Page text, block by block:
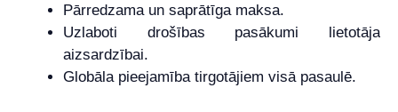
Pārredzama un saprātīga maksa.
Uzlaboti drošības pasākumi lietotāja
aizsardzībai.
Globāla pieejamība tirgotājiem visā pasaulē.